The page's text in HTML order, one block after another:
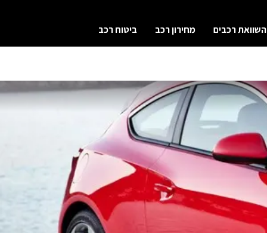
השוואת רכבים מחירון רכב ביטוח רכב